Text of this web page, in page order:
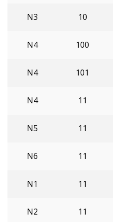
N3 10
N4 100
N4 101
N4 11
N5 11
N6 11
N1 11
N2 11